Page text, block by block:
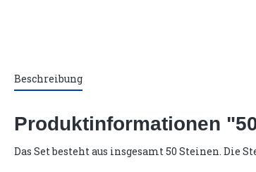
Beschreibung
Produktinformationen
Das Set besteht aus insgesamt 50 Steinen.